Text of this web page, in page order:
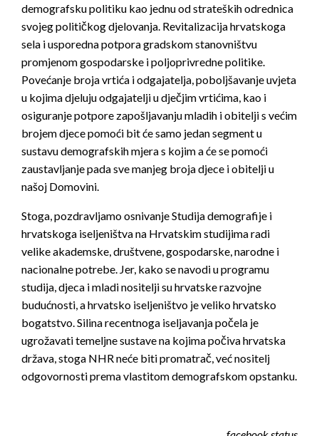
demografsku politiku kao jednu od strateških odrednica
svojeg političkog djelovanja. Revitalizacija hrvatskoga
sela i usporedna potpora gradskom stanovništvu
promjenom gospodarske i poljoprivredne politike.
Povećanje broja vrtića i odgajatelja, poboljšavanje uvjeta
u kojima djeluju odgajatelji u dječjim vrtićima, kao i
osiguranje potpore zapošljavanju mladih i obitelji s većim
brojem djece pomoći bit će samo jedan segment u
sustavu demografskih mjera s kojim a će se pomoći
zaustavljanje pada sve manjeg broja djece i obitelji u
našoj Domovini.
Stoga, pozdravljamo osnivanje Studija demografije i
hrvatskoga iseljeništva na Hrvatskim studijima radi
velike akademske, društvene, gospodarske, narodne i
nacionalne potrebe. Jer, kako se navodi u programu
studija, djeca i mladi nositelji su hrvatske razvojne
budućnosti, a hrvatsko iseljeništvo je veliko hrvatsko
bogatstvo. Silina recentnoga iseljavanja počela je
ugrožavati temeljne sustave na kojima počiva hrvatska
država, stoga NHR neće biti promatrač, već nositelj
odgovornosti prema vlastitom demografskom opstanku.